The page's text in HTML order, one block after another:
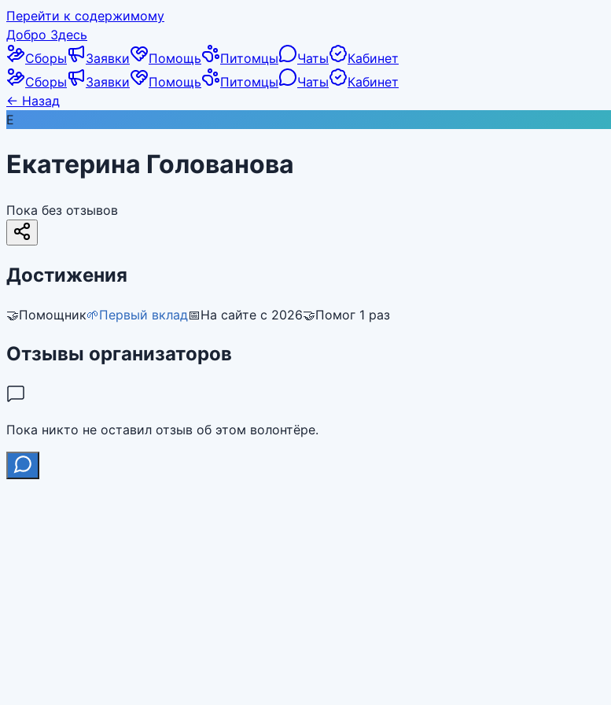
Перейти к содержимому
Добро Здесь
Сборы
Заявки Помощь Питомцы Чаты
Кабинет
Сборы
Заявки Помощь Питомцы Чаты
Кабинет
← Назад
Е
Екатерина Голованова
Пока без отзывов
Достижения
🤝Помощник🌱Первый вклад📅На сайте с 2026🤝Помог 1 раз
Отзывы организаторов
Пока никто не оставил отзыв об этом волонтёре.